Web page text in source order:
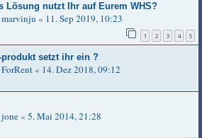
Lösung nutzt Ihr auf Eurem WHS?
marvinju « 11. Sep 2019, 10:23
1 2 3 4 5
setzt ihr ein ?
ForRent « 14. Dez 2018, 09:12
jone « 5. Mai 2014, 21:28